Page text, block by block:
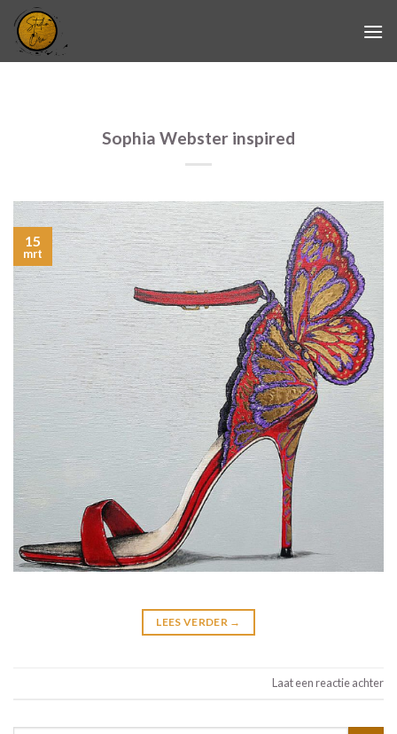
Skip
content
Sophia Webster inspired
15
mrt
LEES VERDER →
Laat een reactie achter